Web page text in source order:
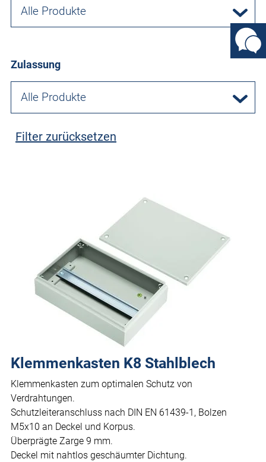
Alle Produkte
Zulassung
Alle Produkte
Filter zurücksetzen
Klemmenkasten K8 Stahlblech
Klemmenkasten zum optimalen Schutz von
Verdrahtungen.
Schutzleiteranschluss nach DIN EN 61439-1, Bolzen
M5x10 an Deckel und Korpus.
Überprägte Zarge 9 mm.
Deckel mit nahtlos geschäumter Dichtung.